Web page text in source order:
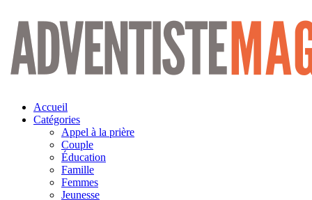
Aller
contenu
Accueil
Catégories
Appel à la prière
Couple
Éducation
Famille
Femmes
Jeunesse